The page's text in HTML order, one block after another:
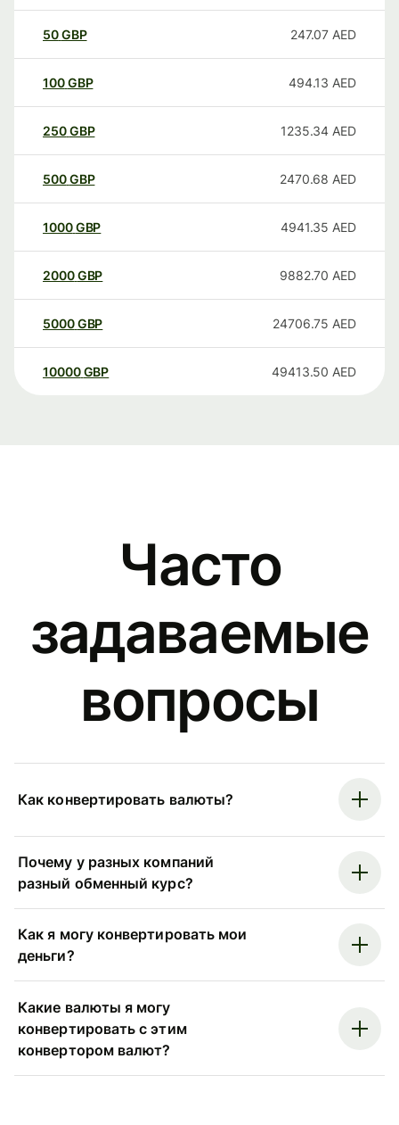
50GBP 247.07 AED
100GBP 494.13 AED
250GBP 1235.34 AED
500GBP 2470.68 AED
1000GBP 4941.35 AED
2000GBP 9882.70 AED
5000GBP 24706.75 AED
10000 GBP 49413.50 AED
Часто
задаваемые
вопросы
Как конвертировать валюты?
Почему у разных компаний
разный обменный курс?
Как я могу конвертировать мои
деньги?
Какие валюты я могу
конвертировать с этим
конвертором валют?